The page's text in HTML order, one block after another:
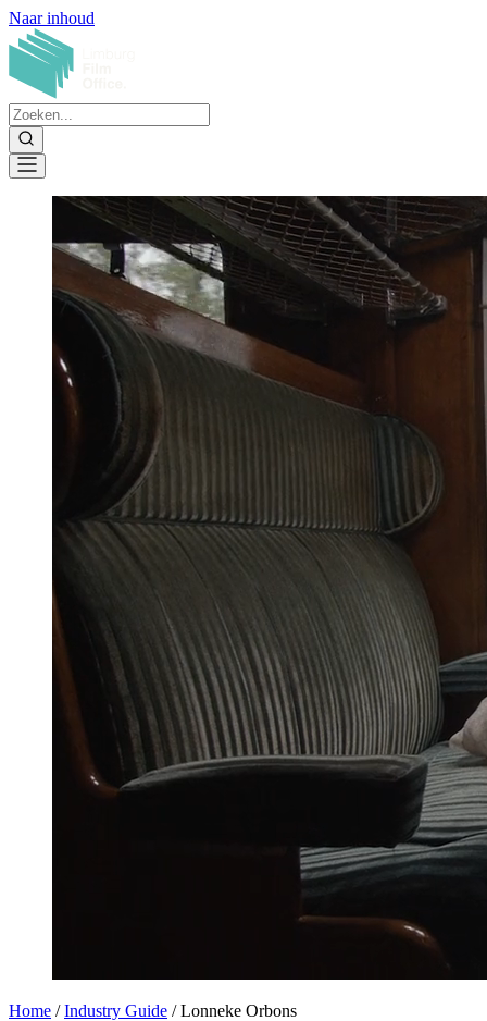
Naar inhoud
Home / Industry Guide / Lonneke Orbons